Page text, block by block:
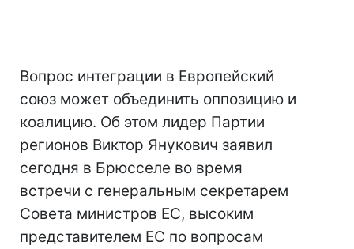
Вопрос интеграции в Европейский
союз может объединить оппозицию и
коалицию. Об этом лидер Партии
регионов Виктор Янукович заявил
сегодня в Брюсселе во время
встречи с генеральным секретарем
Совета министров ЕС, высоким
представителем ЕС по вопросам